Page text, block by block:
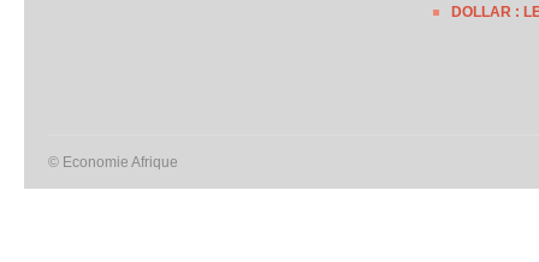
DOLLAR :
© Economie Afrique